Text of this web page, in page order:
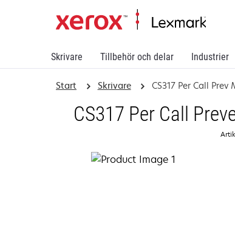
Skrivare Tillbehör och delar Industrier
Start Skrivare CS317 Per Call
CS317 Per Call